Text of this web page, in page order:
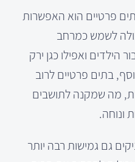
פרטיים הוא האפשרות
לשמש כמרחב
ואפילו כגן ירק
בתים פרטיים לרוב
מה שמקנה לתושבים
ונוחה.
גם גמישות רבה יותר